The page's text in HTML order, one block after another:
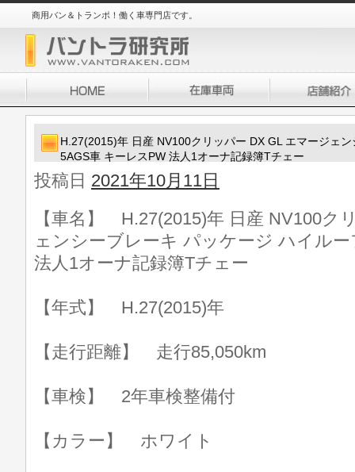
商用バン＆トランポ！働く車専門店です。
H.27(2015)年 日産 NV100クリッパー DX GL エマージェ
5AGS車 キーレスPW 法人1オーナ記録簿Tチェー
投稿日 2021年10月11日
【車名】 H.27(2015)年 日産 NV100ク
ェンシーブレーキ パッケージ ハイル
法人1オーナ記録簿Tチェー
【年式】 H.27(2015)年
【走行距離】 走行85,050km
【車検】 2年車検整備付
【カラー】 ホワイト